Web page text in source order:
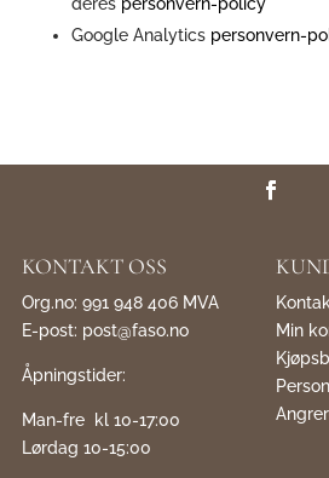
deres personvern-policy
Google Analytics personvern-
KONTAKT OSS
Org.no: 991 948 406 MVA
E-post: post@faso.no
Åpningstider:
Man-fre kl 10-17:00
Lørdag 10-15:00
Min